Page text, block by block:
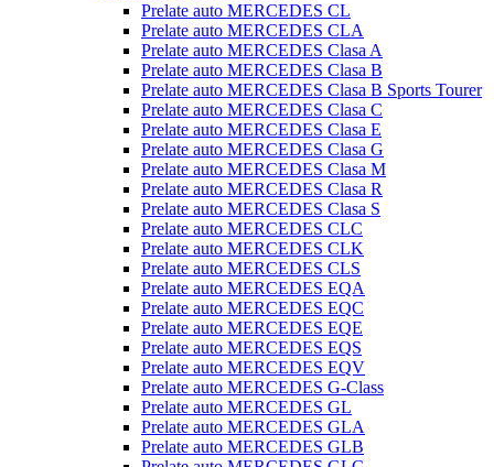
Prelate auto MERCEDES CL
Prelate auto MERCEDES CLA
Prelate auto MERCEDES Clasa A
Prelate auto MERCEDES Clasa B
Prelate auto MERCEDES Clasa B Sports Tourer
Prelate auto MERCEDES Clasa C
Prelate auto MERCEDES Clasa E
Prelate auto MERCEDES Clasa G
Prelate auto MERCEDES Clasa M
Prelate auto MERCEDES Clasa R
Prelate auto MERCEDES Clasa S
Prelate auto MERCEDES CLC
Prelate auto MERCEDES CLK
Prelate auto MERCEDES CLS
Prelate auto MERCEDES EQA
Prelate auto MERCEDES EQC
Prelate auto MERCEDES EQE
Prelate auto MERCEDES EQS
Prelate auto MERCEDES EQV
Prelate auto MERCEDES G-Class
Prelate auto MERCEDES GL
Prelate auto MERCEDES GLA
Prelate auto MERCEDES GLB